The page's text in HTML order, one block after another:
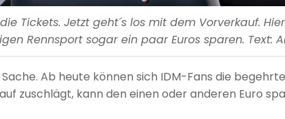
Tickets. Jetzt geht´s los mit dem Vorverkauf.
Rennsport sogar ein paar Euros sparen. Text:
Ab heute können sich IDM-Fans die
zuschlägt, kann den einen oder anderen Euro